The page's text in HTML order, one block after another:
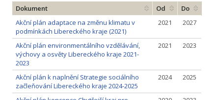
Dokument Od
Do
Akční plán adaptace na změnu klimatu v
podmínkách Libereckého kraje (2021)
2021 2027
Akční plán environmentálního vzdělávání,
výchovy a osvěty Libereckého kraje 2021-
2023
2021 2023
Akční plán k naplnění Strategie sociálního
začleňování Libereckého kraje 2024-2025
2024 2025